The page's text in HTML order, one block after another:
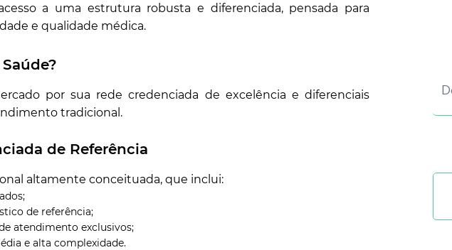
a uma estrutura robusta e diferenciada, pensada para
e qualidade médica.
por sua rede credenciada de excelência e diferenciais
tradicional.
de Referência
altamente conceituada, que inclui:
de referência;
atendimento exclusivos;
e alta complexidade.